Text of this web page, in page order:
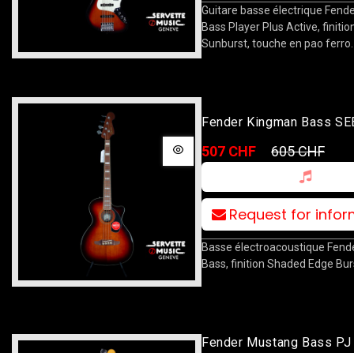
Guitare basse électrique
Bass Player Plus Active,
Sunburst, touche en pao ferro.
Fender Kingman Bass
507 CHF 605 CHF
Request for
Basse électroacoustique
Bass, finition Shaded Edge
Fender Mustang Bass